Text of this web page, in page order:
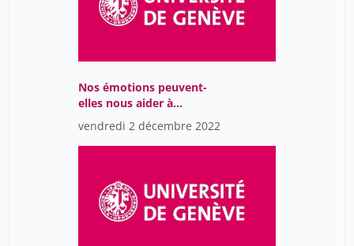
Nos émotions peuvent-
elles nous aider à
devenir plus durables?
vendredi 2 décembre 2022